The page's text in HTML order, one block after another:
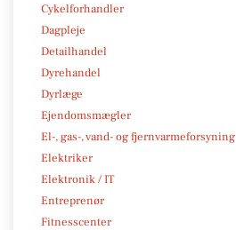
Cykelforhandler
Dagpleje
Detailhandel
Dyrehandel
Dyrlæge
Ejendomsmægler
El-, gas-, vand- og fjernvarmeforsyning
Elektriker
Elektronik / IT
Entreprenør
Fitnesscenter